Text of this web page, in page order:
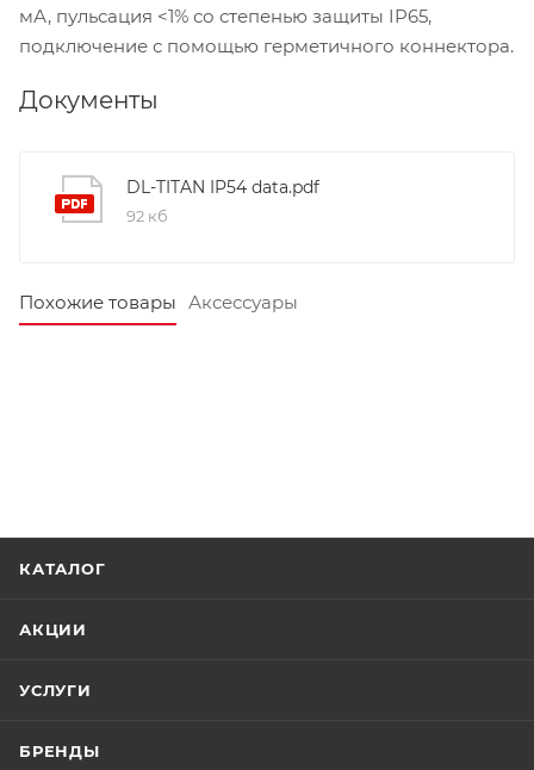
мА, пульсация <1% со степенью защиты IP65,
подключение с помощью герметичного коннектора.
Документы
DL-TITAN IP54 data.pdf
92 кб
Похожие товары Аксессуары
КАТАЛОГ
АКЦИИ
УСЛУГИ
БРЕНДЫ